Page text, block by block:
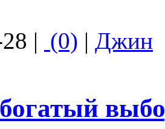
| (0) | Джин